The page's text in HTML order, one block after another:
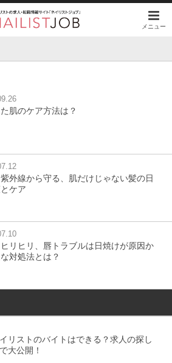
メニュー
肌のケア方法は？
外線から守る、肌だけじゃない髪の日
ケア
リヒリ、唇トラブルは日焼けが原因か
対処法とは？
リストのバイトはできる？求人の探し
大公開！